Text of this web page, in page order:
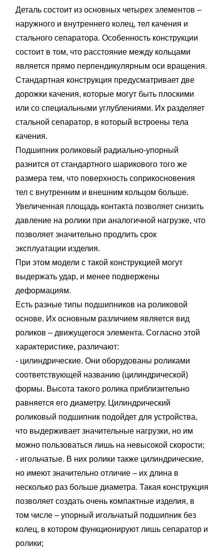
Деталь состоит из основных четырех элементов –
наружного и внутреннего колец, тел качения и
стального сепаратора. Особенность конструкции
состоит в том, что расстояние между кольцами
является прямо перпендикулярным оси вращения.
Стандартная конструкция предусматривает две
дорожки качения, которые могут быть плоскими
или со специальными углублениями. Их разделяет
стальной сепаратор, в который встроены тела
качения.
Подшипник роликовый радиально-упорный
разнится от стандартного шарикового того же
размера тем, что поверхность соприкосновения
тел с внутренним и внешним кольцом больше.
Увеличенная площадь контакта позволяет снизить
давление на ролики при аналогичной нагрузке, что
позволяет значительно продлить срок
эксплуатации изделия.
При этом модели с такой конструкцией могут
выдержать удар, и менее подвержены
деформациям.
Есть разные типы подшипников на роликовой
основе. Их основным различием является вид
роликов – движущегося элемента. Согласно этой
характеристике, различают:
- цилиндрические. Они оборудованы роликами
соответствующей названию (цилиндрической)
формы. Высота такого ролика приблизительно
равняется его диаметру. Цилиндрический
роликовый подшипник подойдет для устройства,
что выдерживает значительные нагрузки, но им
можно пользоваться лишь на невысокой скорости;
- игольчатые. В них ролики также цилиндрические,
но имеют значительно отличие – их длина в
несколько раз больше диаметра. Такая конструкция
позволяет создать очень компактные изделия, в
том числе – упорный игольчатый подшипник без
колец, в котором функционируют лишь сепаратор и
ролики;